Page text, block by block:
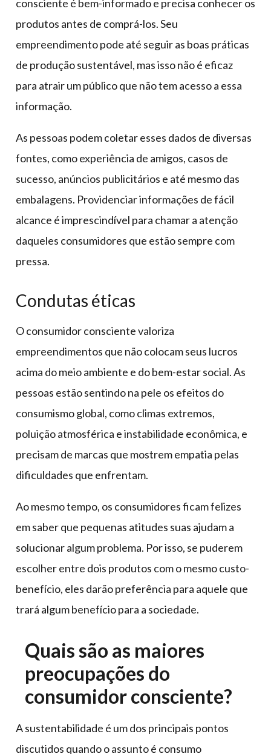
consciente é bem-informado e precisa conhecer os
produtos antes de comprá-los. Seu
empreendimento pode até seguir as boas práticas
de produção sustentável, mas isso não é eficaz
para atrair um público que não tem acesso a essa
informação.
As pessoas podem coletar esses dados de diversas
fontes, como experiência de amigos, casos de
sucesso, anúncios publicitários e até mesmo das
embalagens. Providenciar informações de fácil
alcance é imprescindível para chamar a atenção
daqueles consumidores que estão sempre com
pressa.
Condutas éticas
O consumidor consciente valoriza
empreendimentos que não colocam seus lucros
acima do meio ambiente e do bem-estar social. As
pessoas estão sentindo na pele os efeitos do
consumismo global, como climas extremos,
poluição atmosférica e instabilidade econômica, e
precisam de marcas que mostrem empatia pelas
dificuldades que enfrentam.
Ao mesmo tempo, os consumidores ficam felizes
em saber que pequenas atitudes suas ajudam a
solucionar algum problema. Por isso, se puderem
escolher entre dois produtos com o mesmo custo-
benefício, eles darão preferência para aquele que
trará algum benefício para a sociedade.
Quais são as maiores
preocupações do
consumidor consciente?
A sustentabilidade é um dos principais pontos
discutidos quando o assunto é consumo